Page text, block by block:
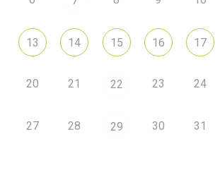
13 14 15 16 17
20 21 22 23 24
27 28 29 30 31